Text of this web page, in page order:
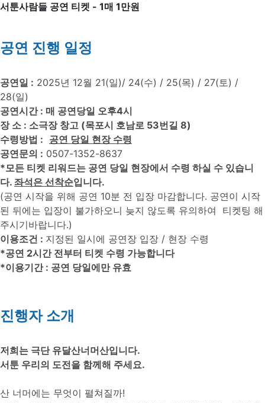
서툰사람들 공연 티켓 - 1매 1만원
공연 진행 일정
공연일 : 2025년 12월 21(일)/ 24(수) / 25(목) / 27(토) /
28(일)
공연시간 : 매 공연당일 오후4시
장 소 : 소극장 창고 (목포시 호남로 53번길 8)
수령방법 : 공연 당일 현장 수령
공연문의 : 0507-1352-8637
*모든 티켓 리워드는 공연 당일 현장에서 수령 하실 수 있습니
다. 좌석은 선착순입니다.
(공연 시작을 위해 공연 10분 전 입장 마감합니다. 공연이 시작
된 뒤에는 입장이 불가하오니 늦지 않도록 유의하여 티켓팅 해
주시기바랍니다.)
이용조건 : 지정된 일시에 공연장 입장 / 현장 수령
*공연 2시간 전부터 티켓 수령 가능합니다
*이용기간 : 공연 당일에만 유효
진행자 소개
저희는 극단 유달산너머산입니다.
서툰 우리의 도전을 함께해 주세요.
산 너머에는 무엇이 펼쳐질까!